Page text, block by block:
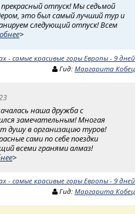
отпуск! Мы седьмой
это был самый лучший тур и
следующий отпуск! Всем
>
- самые красивые горы Европы - 9 дней
Гид: Маргарита Кобец
наша дружба с
замечательным! Многая
душу в организацию туров!
сами по себе поездки
всеми гранями алмаз!
>
- самые красивые горы Европы - 9 дней
Гид: Маргарита Кобец